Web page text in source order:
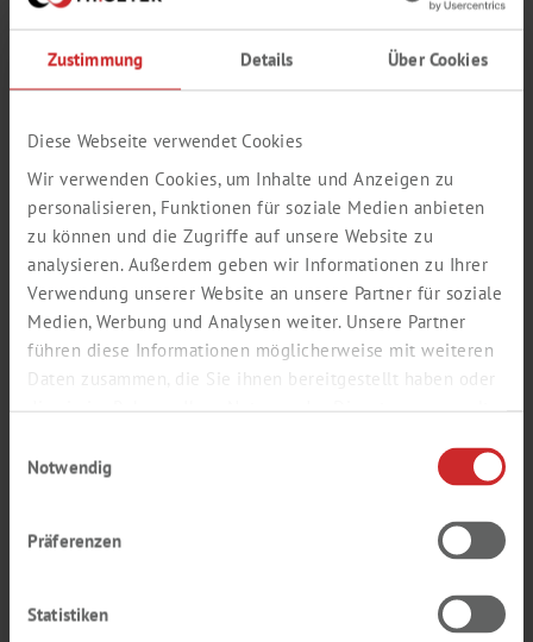
Zustimmung Details Über Cookies
Diese Webseite verwendet Cookies
Wir verwenden Cookies, um Inhalte und Anzeigen zu
personalisieren, Funktionen für soziale Medien anbieten
zu können und die Zugriffe auf unsere Website zu
analysieren. Außerdem geben wir Informationen zu Ihrer
Verwendung unserer Website an unsere Partner für soziale
Medien, Werbung und Analysen weiter. Unsere Partner
führen diese Informationen möglicherweise mit weiteren
Daten zusammen, die Sie ihnen bereitgestellt haben oder
die sie im Rahmen Ihrer Nutzung der Dienste gesammelt
Notwendig
Präferenzen
Statistiken
ABSOLUTE®
LABSOLUTE®
1
Packungsgröße
Zum Login / Registrierung
Bestellnummer